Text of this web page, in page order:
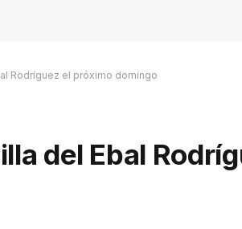
Rodríguez el próximo domingo
del Ebal